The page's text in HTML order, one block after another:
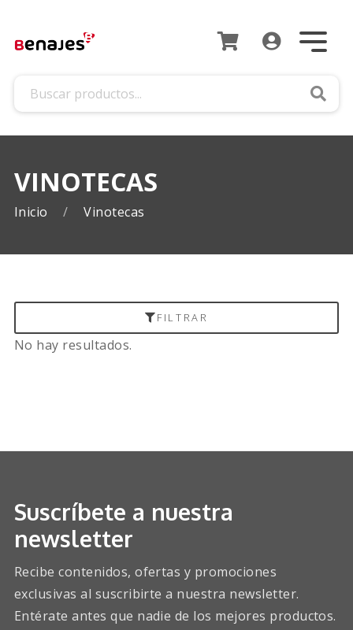
VINOTECAS
Inicio Vinotecas
FILTRAR
No hay resultados.
Suscríbete a nuestra
newsletter
Recibe contenidos, ofertas y promociones
exclusivas al suscribirte a nuestra newsletter.
Entérate antes que nadie de los mejores productos.